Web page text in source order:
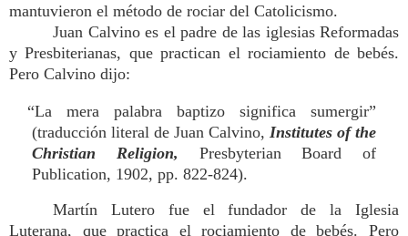
mantuvieron el método de rociar del Catolicismo.
Juan Calvino es el padre de las iglesias Reformadas
y Presbiterianas, que practican el rociamiento de bebés.
Pero Calvino dijo:
“La mera palabra baptizo significa sumergir”
(traducción literal de Juan Calvino, Institutes of the
Christian Religion, Presbyterian Board of
Publication, 1902, pp. 822-824).
Martín Lutero fue el fundador de la Iglesia
Luterana, que practica el rociamiento de bebés. Pero